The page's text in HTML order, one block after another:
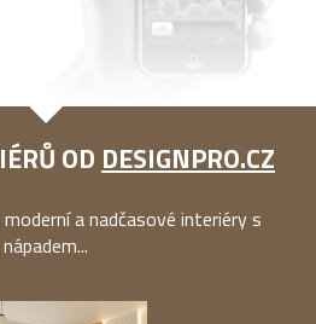
OD DESIGNPRO.CZ
a nadčasové interiéry s
nápadem...